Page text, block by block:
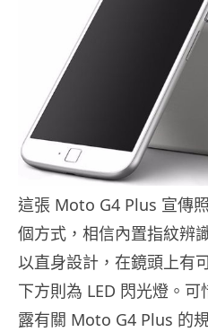
這張 Moto G4 Plus 宣傳
個方式，相信內置指紋辨
以直身設計，在鏡頭上有
下方則為 LED 閃光燈。
露有關 Moto G4 Plus 的